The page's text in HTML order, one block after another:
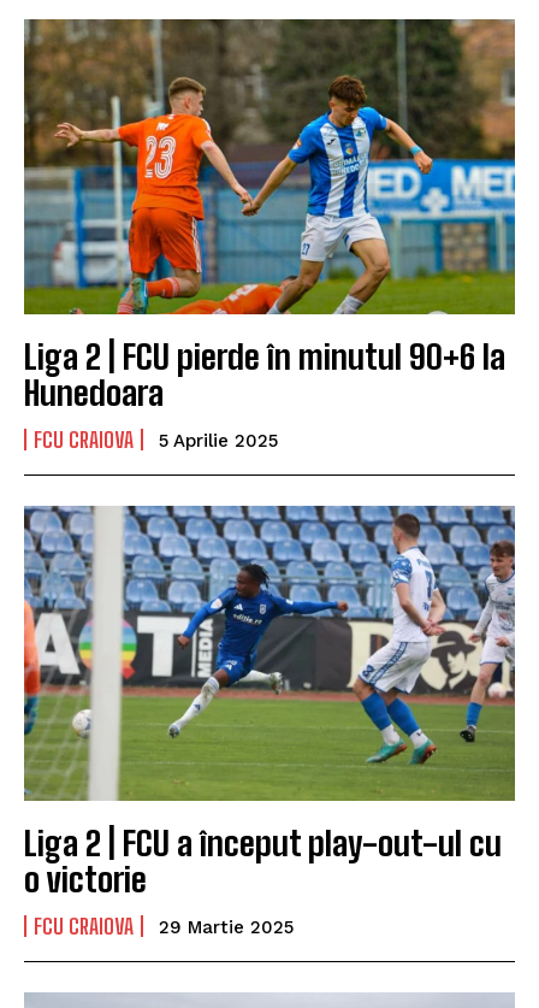
Liga 2 | FCU pierde în minutul 90+6 la
Hunedoara
FCU CRAIOVA 5 Aprilie 2025
Liga 2 | FCU a început play-out-ul cu
o victorie
FCU CRAIOVA 29 Martie 2025